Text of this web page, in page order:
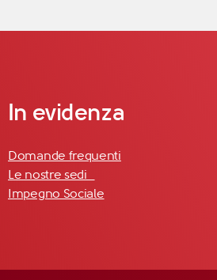
In evidenza
Domande frequenti
Le nostre sedi
Impegno Sociale